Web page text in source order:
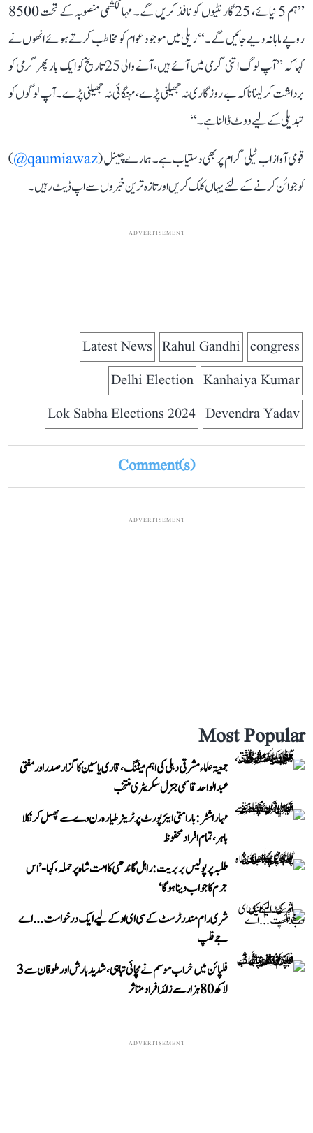
’’ہم 5 نیائے، 25 گارنٹیوں کو نافذ کریں گے۔ مہا لکشمی منصوبہ کے تحت 8500
روپے ماہانہ دیے جائیں گے۔‘‘ ریلی میں موجود عوام کو مخاطب کرتے ہوئے انھوں نے
کہا کہ ’’آپ لوگ اتنی گرمی میں آئے ہیں، آنے والی 25 تاریخ کو ایک بار پھر گرمی کو
برداشت کر لینا تاکہ بے روزگاری نہ جھیلنی پڑے، مہنگائی نہ جھیلنی پڑے۔ آپ لوگوں کو
تبدیلی کے لیے ووٹ ڈالنا ہے۔‘‘
قومی آواز اب ٹیلی گرام پر بھی دستیاب ہے۔ ہمارے چینل (qaumiawaz@
)
کو جوائن کرنے کے لئے یہاں کلک کریں اور تازہ ترین خبروں سے اپ ڈیٹ رہیں۔
ADVERTISEMENT
congress
Rahul Gandhi
Latest News
Kanhaiya Kumar
Delhi Election
Devendra Yadav
Lok Sabha Elections 2024
Comment(s)
ADVERTISEMENT
Most Popular
جمعیۃ علماء مشرقی دہلی کی اہم میٹنگ، قاری یاسین کا گزار صدر اور مفتی
عبد الواحد قاسمی جنرل سکریٹری منتخب
مہاراشٹر: بارامتی ایئرپورٹ پر ٹرینر طیارہ رن وے سے پھسل کر نکلا
باہر، تمام افراد محفوظ
طلبہ پر پولیس بربریت: راہل گاندھی کا امت شاہ پر حملہ، کہا- ’اس
جرم کا جواب دینا ہوگا‘
شری رام مندر ٹرسٹ کے سی ای او کے لیے ایک درخواست...اے
جے فلپ
فلپائن میں خراب موسم نے مچائی تباہی، شدید بارش اور طوفان سے 3
لاکھ 80 ہزار سے زائد افراد متاثر
ADVERTISEMENT